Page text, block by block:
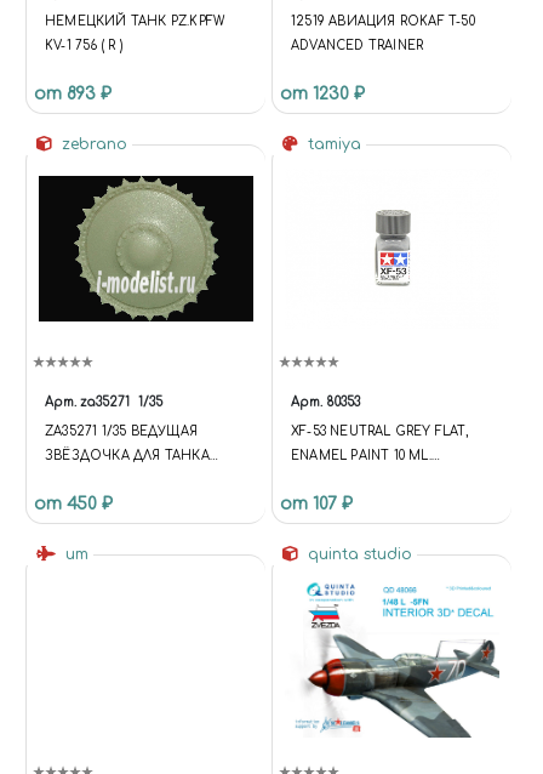
НЕМЕЦКИЙ ТАНК PZ.KPFW
KV-1 756 ( R )
от 893 ₽
12519 АВИАЦИЯ ROKAF T-50
ADVANCED TRAINER
от 1230 ₽
zebrano
Арт. za35271 1/35
ZA35271 1/35 ВЕДУЩАЯ
ЗВЁЗДОЧКА ДЛЯ ТАНКА
(ДЛЯ ТРАКОВ MASTERCLUB)
от 450 ₽
tamiya
Арт. 80353
XF-53 NEUTRAL GREY FLAT,
ENAMEL PAINT 10 ML.
МАТОВЫЙ)
от 107 ₽
um quinta studio